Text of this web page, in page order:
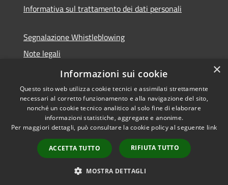
Informativa sul trattamento dei dati personali
Segnalazione Whistleblowing
Note legali
Dichiarazione di accessibilità
Accessibilità
Copyright © 2026 • Comune di
Caramanico Terme • Powered
byMunicipium
Accesso
redazione
×
Informazioni sui cookie
Questo sito web utilizza cookie tecnici e assimilati strettamente
necessari al corretto funzionamento e alla navigazione del sito,
nonché un cookie tecnico analitico al solo fine di elaborare
informazioni statistiche, aggregate e anonime.
Per maggiori dettagli, può consultare la cookie policy al seguente link
ACCETTA TUTTO RIFIUTA TUTTO
MOSTRA DETTAGLI